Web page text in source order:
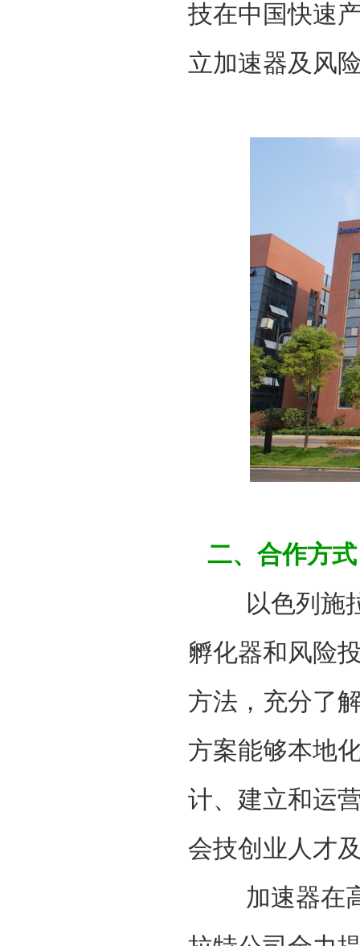
技在中国快速
立加速器及风
二、合作方式
以色列施拉
孵化器和风险
方法，充分了
方案能够本地
计、建立和运
会技创业人才
加速器在高